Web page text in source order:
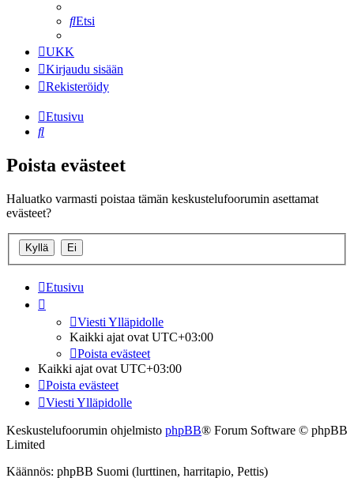
Etsi
UKK
Kirjaudu sisään
Rekisteröidy
Etusivu
Etsi
Poista evästeet
Haluatko varmasti poistaa tämän keskustelufoorumin asettamat
evästeet?
Etusivu
Viesti Ylläpidolle
Kaikki ajat ovat UTC+03:00
Poista evästeet
Kaikki ajat ovat UTC+03:00
Poista evästeet
Viesti Ylläpidolle
Keskustelufoorumin ohjelmisto phpBB® Forum Software © phpBB
Limited
Käännös: phpBB Suomi (lurttinen, harritapio, Pettis)